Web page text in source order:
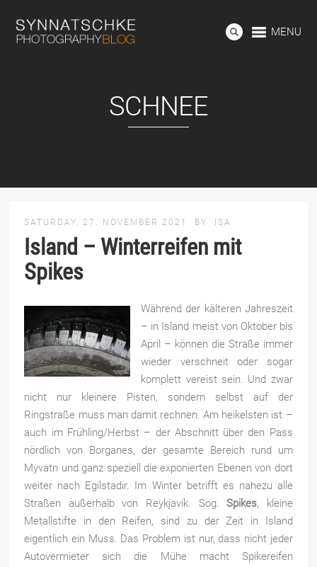
MENU
SCHNEE
SATURDAY, 27. NOVEMBER 2021 BY ISA
Island – Winterreifen mit
Spikes
Während der kälteren Jahreszeit
– in Island meist von Oktober bis
April – können die Straße immer
wieder verschneit oder sogar
komplett vereist sein. Und zwar
nicht nur kleinere Pisten, sondern selbst auf der
Ringstraße muss man damit rechnen. Am heikelsten ist –
auch im Frühling/Herbst – der Abschnitt über den Pass
nördlich von Borganes, der gesamte Bereich rund um
Myvatn und ganz speziell die exponierten Ebenen von dort
weiter nach Egilstadir. Im Winter betrifft es nahezu alle
Straßen außerhalb von Reykjavik. Sog.Spikes, kleine
Metallstifte in den Reifen, sind zu der Zeit in Island
eigentlich ein Muss. Das Problem ist nur, dass nicht jeder
Autovermieter sich die Mühe macht Spikereifen